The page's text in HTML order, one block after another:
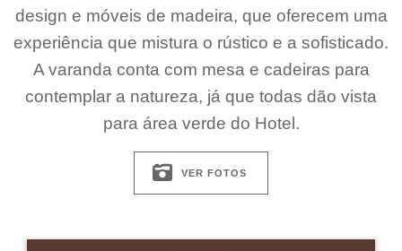
design e móveis de madeira, que oferecem uma
experiência que mistura o rústico e a sofisticado.
A varanda conta com mesa e cadeiras para
contemplar a natureza, já que todas dão vista
para área verde do Hotel.
VER FOTOS